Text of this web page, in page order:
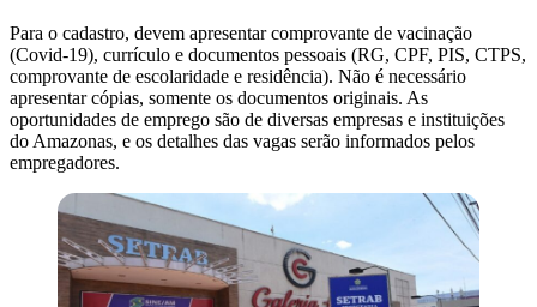
Para o cadastro, devem apresentar comprovante de vacinação
(Covid-19), currículo e documentos pessoais (RG, CPF, PIS, CTPS,
comprovante de escolaridade e residência). Não é necessário
apresentar cópias, somente os documentos originais. As
oportunidades de emprego são de diversas empresas e instituições
do Amazonas, e os detalhes das vagas serão informados pelos
empregadores.